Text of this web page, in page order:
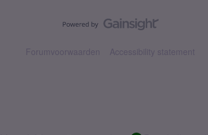
Forumvoorwaarden Accessibility statement